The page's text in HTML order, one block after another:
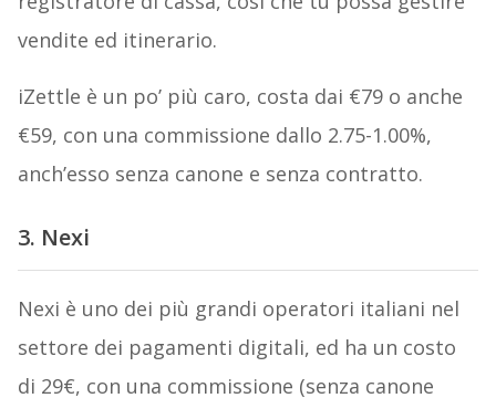
vendite ed itinerario.
iZettle è un po’ più caro, costa dai €79 o anche
€59, con una commissione dallo 2.75-1.00%,
anch’esso senza canone e senza contratto.
3. Nexi
Nexi è uno dei più grandi operatori italiani nel
settore dei pagamenti digitali, ed ha un costo
di 29€, con una commissione (senza canone